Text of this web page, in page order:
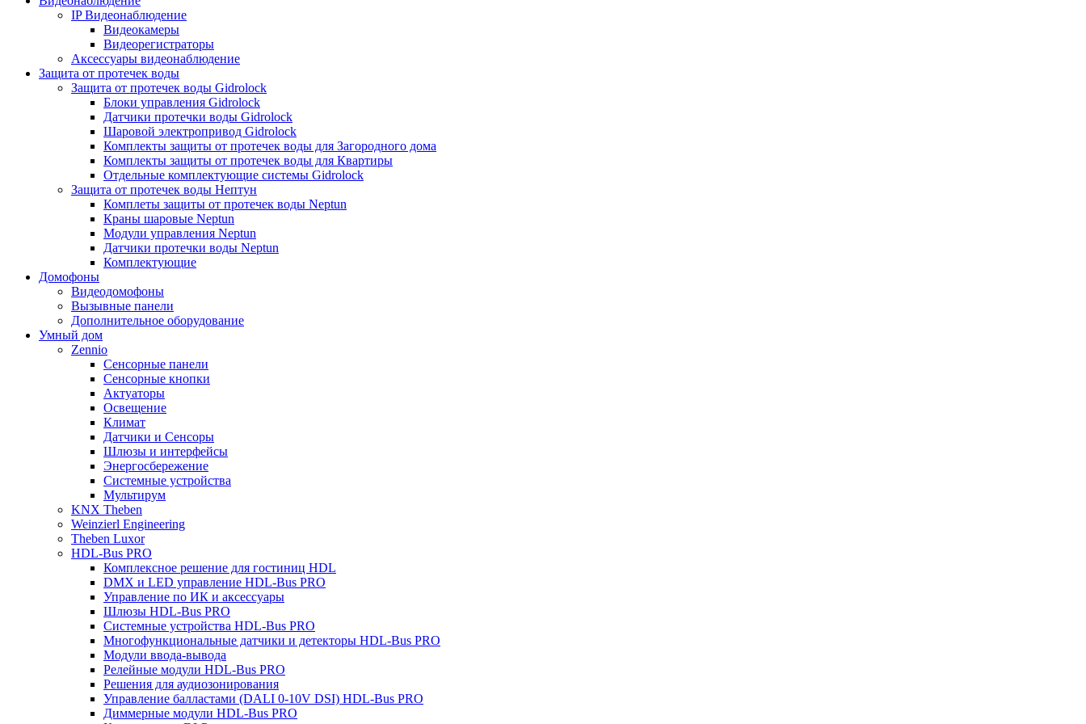
IP Видеонаблюдение
Видеокамеры
Видеорегистраторы
Аксессуары видеонаблюдение
Защита от протечек воды
Защита от протечек воды Gidrolock
Блоки управления Gidrolock
Датчики протечки воды Gidrolock
Шаровой электропривод Gidrolock
Комплекты защиты от протечек воды для Загородного дома
Комплекты защиты от протечек воды для Квартиры
Отдельные комплектующие системы Gidrolock
Защита от протечек воды Нептун
Комплеты защиты от протечек воды Neptun
Краны шаровые Neptun
Модули управления Neptun
Датчики протечки воды Neptun
Комплектующие
Домофоны
Видеодомофоны
Вызывные панели
Дополнительное оборудование
Умный дом
Zennio
Сенсорные панели
Сенсорные кнопки
Актуаторы
Освещение
Климат
Датчики и Сенсоры
Шлюзы и интерфейсы
Энергосбережение
Системные устройства
Мультирум
KNX Theben
Weinzierl Engineering
Theben Luxor
HDL-Bus PRO
Комплексное решение для гостиниц HDL
DMX и LED управление HDL-Bus PRO
Управление по ИК и аксессуары
Шлюзы HDL-Bus PRO
Системные устройства HDL-Bus PRO
Многофункциональные датчики и детекторы HDL-Bus PRO
Модули ввода-вывода
Релейные модули HDL-Bus PRO
Решения для аудиозонирования
Управление балластами (DALI 0-10V DSI) HDL-Bus PRO
Диммерные модули HDL-Bus PRO